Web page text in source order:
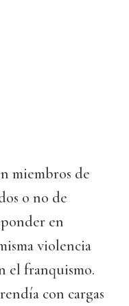
miembros de
o no de
en
violencia
el franquismo.
con cargas